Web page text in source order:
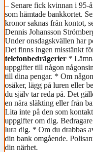
– Senare fick kvinnan i 95-
som hämtade bankkortet.
kronor saknas från kontot,
Dennis Johansson
Under onsdagskvällen har
Det finns ingen misstänkt
telefonbedrägerier *
uppgifter till någon
till dina pengar. * Om
osäker, lägg på luren eller
du själv tar reda på. Det
en nära släkting eller från
Lita inte på den som
uppgifter om dig.
lura dig. * Om du drabbas
din bank omgående.
din närhet.